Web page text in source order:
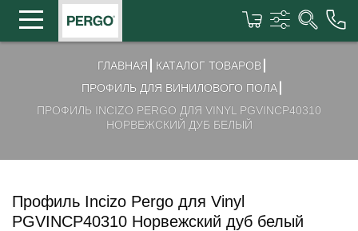
ГЛАВНАЯ
КАТАЛОГ ТОВАРОВ
ПРОФИЛЬ ДЛЯ ВИНИЛОВОГО ПОЛА
ПРОФИЛЬ INCIZO PERGO ДЛЯ VINYL PGVINCP40310
НОРВЕЖСКИЙ ДУБ БЕЛЫЙ
Профиль Incizo Pergo для Vinyl
PGVINCP40310 Норвежский дуб белый